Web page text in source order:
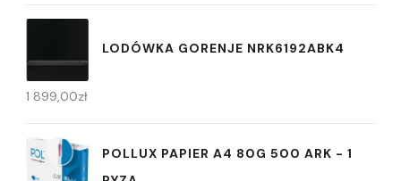
LODÓWKA GORENJE NRK6192ABK4
1 899,00zł
POLLUX PAPIER A4 80G 500 ARK - 1